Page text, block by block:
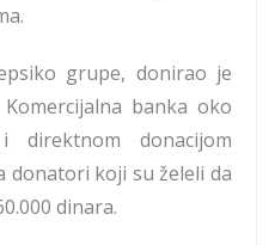
grupe, donirao je
banka oko
direktnom donacijom
donatori koji su želeli da
dinara.